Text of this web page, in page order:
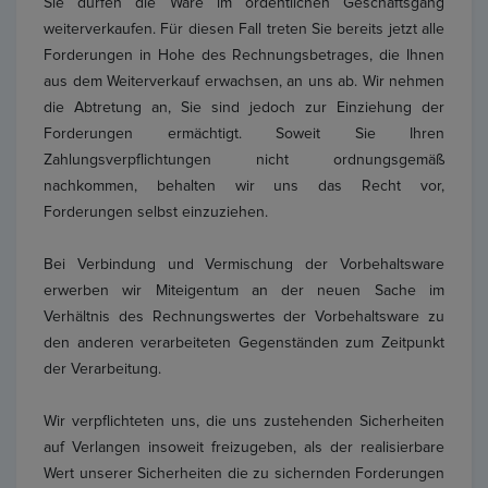
Sie dürfen die Ware im ordentlichen Geschäftsgang
weiterverkaufen. Für diesen Fall treten Sie bereits jetzt alle
Forderungen in Hohe des Rechnungsbetrages, die Ihnen
aus dem Weiterverkauf erwachsen, an uns ab. Wir nehmen
die Abtretung an, Sie sind jedoch zur Einziehung der
Forderungen ermächtigt. Soweit Sie Ihren
Zahlungsverpflichtungen nicht ordnungsgemäß
nachkommen, behalten wir uns das Recht vor,
Forderungen selbst einzuziehen.
Bei Verbindung und Vermischung der Vorbehaltsware
erwerben wir Miteigentum an der neuen Sache im
Verhältnis des Rechnungswertes der Vorbehaltsware zu
den anderen verarbeiteten Gegenständen zum Zeitpunkt
der Verarbeitung.
Wir verpflichteten uns, die uns zustehenden Sicherheiten
auf Verlangen insoweit freizugeben, als der realisierbare
Wert unserer Sicherheiten die zu sichernden Forderungen